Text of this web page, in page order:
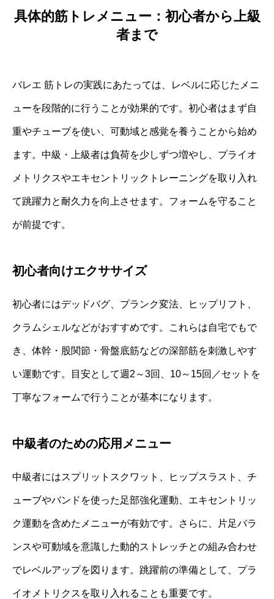
具体的筋トレメニュー：初心者から上級
者まで
バレエ 筋トレの実践にあたっては、レベルに応じたメニ
ューを段階的に行うことが効果的です。初心者はまず自
重やチューブを使い、可動域と感覚を養うことから始め
ます。中級・上級者は負荷を少しずつ増やし、プライオ
メトリクスやエキセントリックトレーニングを取り入れ
て跳躍力と耐久力を向上させます。フォームを守ること
が前提です。
初心者向けエクササイズ
初心者にはデッドバグ、プランク変法、ヒップリフト、
クラムシェルなどがおすすめです。これらは自宅でもで
き、体幹・股関節・骨盤底筋などの深部筋を刺激しやす
い運動です。目安として週2～3回、10～15回／セットを
丁寧なフォームで行うことが基本になります。
中級者のための応用メニュー
中級者にはスプリットスクワット、ヒップスラスト、チ
ューブやバンドを使った足部強化運動、エキセントリッ
ク運動を含めたメニューが有効です。さらに、片足バラ
ンスや可動域を意識した動的ストレッチとの組み合わせ
でレベルアップを図ります。跳躍前の準備として、プラ
イオメトリクスを取り入れることも重要です。